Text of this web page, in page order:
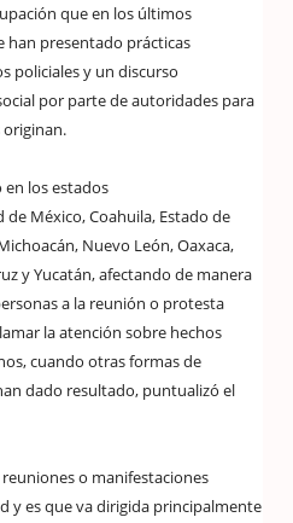
que en los últimos
han presentado prácticas
policiales y un discurso
por parte de autoridades para
originan.
en los estados
de México, Coahuila, Estado de
Nuevo León, Oaxaca,
y Yucatán, afectando de manera
a la reunión o protesta
la atención sobre hechos
cuando otras formas de
dado resultado, puntualizó el
o manifestaciones
y es que va dirigida principalmente